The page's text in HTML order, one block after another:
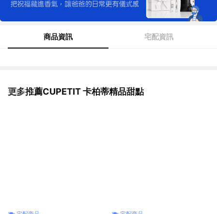
商品資訊 宅配資訊
更多推薦CUPETIT 卡柏蒂精品甜點
看更多